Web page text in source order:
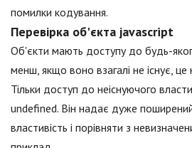
помилки кодування.
Перевірка об'єкта jаvascript
Об'єкти мають доступу до будь-
менш, якщо воно взагалі не існує,
Тільки доступ до неіснуючого
undefined. Він надає дуже поширений
властивість і порівняти з